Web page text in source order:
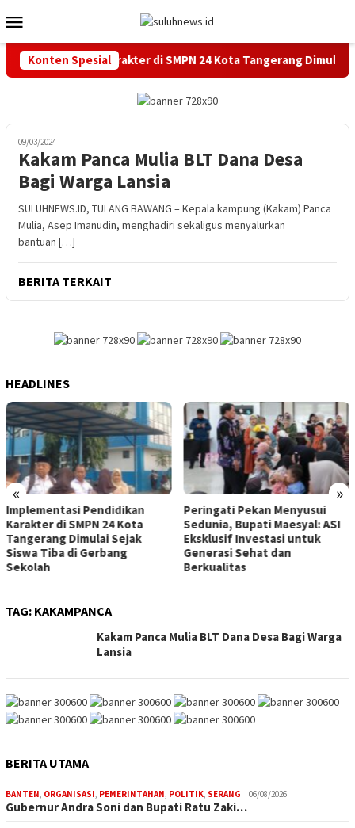
ke
kontenMobile
Konten Spesial
Pendidikan Karakter di SMPN 24 Kota Tangerang Dimulai
09/03/2024
Kakam Panca Mulia BLT Dana Desa
Bagi Warga Lansia
SULUHNEWS.ID, TULANG BAWANG – Kepala kampung (Kakam) Panca
Mulia, Asep Imanudin, menghadiri sekaligus menyalurkan
bantuan […]
BERITA TERKAIT
HEADLINES
« »
Implementasi Pendidikan
Karakter di SMPN 24 Kota
Tangerang Dimulai Sejak
Siswa Tiba di Gerbang
Sekolah
Peringati Pekan Menyusui
Sedunia, Bupati Maesyal: ASI
Eksklusif Investasi untuk
Generasi Sehat dan
Berkualitas
TAG: KAKAMPANCA
Kakam Panca Mulia BLT Dana Desa Bagi Warga
Lansia
BERITA UTAMA
BANTEN ORGANISASI PEMERINTAHAN POLITIK SERANG 06/08/2026
Gubernur Andra Soni dan Bupati Ratu Zaki…